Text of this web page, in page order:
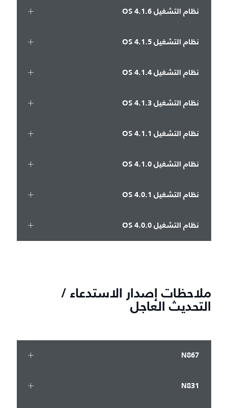
نظام التشغيل OS 4.1.6
نظام التشغيل OS 4.1.5
نظام التشغيل OS 4.1.4
نظام التشغيل OS 4.1.3
نظام التشغيل OS 4.1.1
نظام التشغيل OS 4.1.0
نظام التشغيل OS 4.0.1
نظام التشغيل OS 4.0.0
ملاحظات إصدار الاستدعاء /
التحديث العاجل
N867
N831